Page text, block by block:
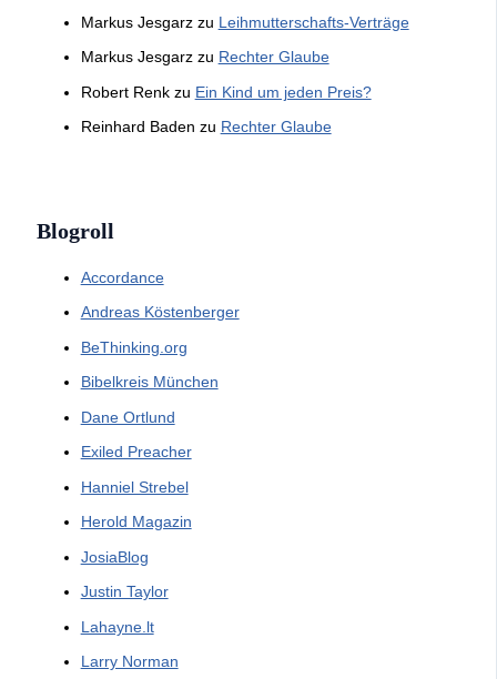
Markus Jesgarzzu Leihmutterschafts-Verträge
Markus Jesgarzzu Rechter Glaube
Robert Renkzu Ein Kind um jeden Preis?
Reinhard Baden zu Rechter Glaube
Blogroll
Accordance
Andreas Köstenberger
BeThinking.org
Bibelkreis München
Dane Ortlund
Exiled Preacher
Hanniel Strebel
Herold Magazin
JosiaBlog
Justin Taylor
Lahayne.lt
Larry Norman